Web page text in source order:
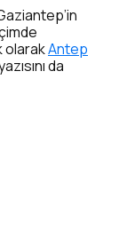
olarakAntep
da